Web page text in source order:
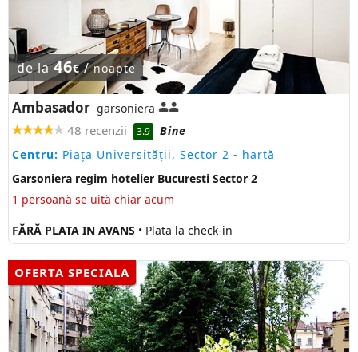
de la46€/noapte
Ambasador garsoniera
48 recenzii 3.9
Bine
Centru: Piaţa Universităţii, Sector 2 - hartă
Garsoniera regim hotelier Bucuresti Sector 2
1 persoană se uită chiar acum
FĂRĂ PLATA IN AVANS • Plata la check-in
OFERTA SPECIALA